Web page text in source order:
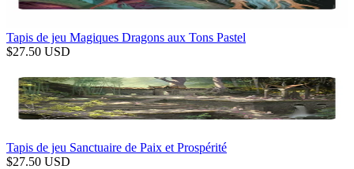
Tapis de jeu Magiques Dragons aux Tons Pastel
$27.50 USD
Tapis de jeu Sanctuaire de Paix et Prospérité
$27.50 USD